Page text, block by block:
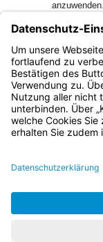
anzuwenden.
Im Interesse
die TP D-
Gemeinden
Bayern.de
BayernPortal
Impressum